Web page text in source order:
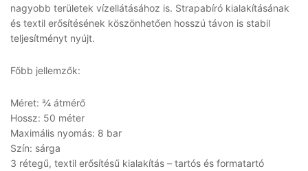
nagyobb területek vízellátásához is. Strapabíró kialakításának
és textil erősítésének köszönhetően hosszú távon is stabil
teljesítményt nyújt.
Főbb jellemzők:
Méret: ¾ átmérő
Hossz: 50 méter
Maximális nyomás: 8 bar
Szín: sárga
3 rétegű, textil erősítésű kialakítás – tartós és formatartó